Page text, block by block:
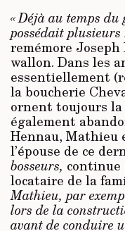
« Déjà au temps
possédait
remémore
wallon. Dans les
essentiellement
la boucherie
ornent toujours
également
Hennau, Mathieu
l’épouse de ce
bosseurs, continue
locataire de la
Mathieu, par
lors de la
avant de conduire